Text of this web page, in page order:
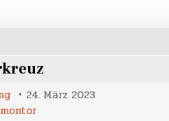
24. März 2023